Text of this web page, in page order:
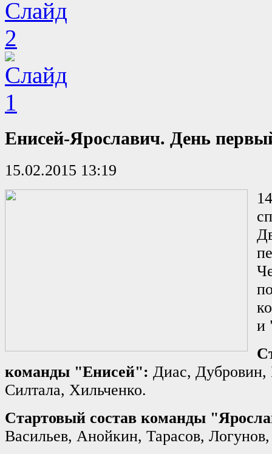
Енисей-Ярославич. День
15.02.2015 13:19
и
команды "Енисей": Диас,
Силтала, Хильченко.
Стартовый состав команды
Васильев, Анойкин, Тарасов,